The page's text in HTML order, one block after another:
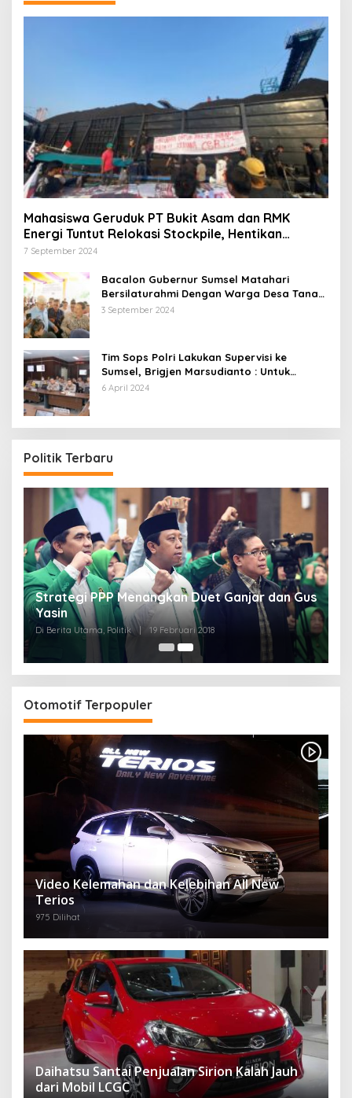
Mahasiswa Geruduk PT Bukit Asam dan RMK
Energi Tuntut Relokasi Stockpile, Hentikan
Pembangunan Dermaga yang Rusak Kesehatan
7 September 2024
Bacalon Gubernur Sumsel Matahari
Bersilaturahmi Dengan Warga Desa Tanah
Abang Utara ini Visi dan Misinya
3 September 2024
Tim Sops Polri Lakukan Supervisi ke
Sumsel, Brigjen Marsudianto : Untuk
Perkuat Langkah Polda.
6 April 2024
Politik Terbaru
Strategi PPP Menangkan Duet Ganjar dan Gus
Yasin
Di Berita Utama, Politik | 19 Februari 2018
Otomotif Terpopuler
Video Kelemahan dan Kelebihan All New
Terios
975 Dilihat
Daihatsu Santai Penjualan Sirion Kalah Jauh
dari Mobil LCGC